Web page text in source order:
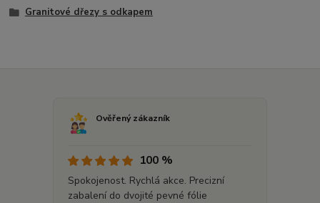
Granitové dřezy s odkapem
Ověřený zákazník
100 %
Spokojenost. Rychlá akce. Precizní
zabalení do dvojité pevné fólie